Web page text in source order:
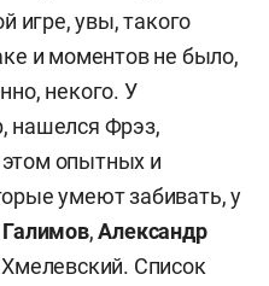
игре, увы, такого
и моментов не было,
некого. У
нашелся Фрэз,
опытных и
умеют забивать, у
,Александр
Список